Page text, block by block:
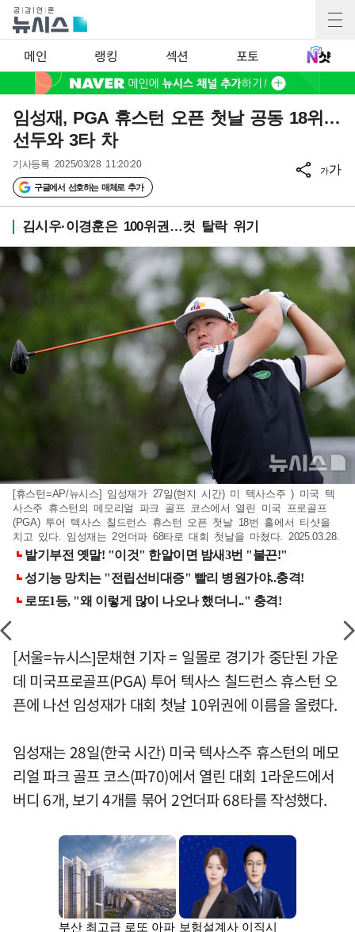
메인 랭킹 섹션 포토
임성재, PGA 휴스턴 오픈 첫날 공동 18위…
선두와 3타 차
기사등록 2025/03/28 11:20:20
구글에서 선호하는 매체로 추가
가가
김시우·이경훈은 100위권…컷 탈락 위기
[휴스턴=AP/뉴시스] 임성재가 27일(현지 시간) 미 텍사스주 ) 미국 텍
사스주 휴스턴의 메모리얼 파크 골프 코스에서 열린 미국 프로골프
(PGA) 투어 텍사스 칠드런스 휴스턴 오픈 첫날 18번 홀에서 티샷을
치고 있다. 임성재는 2언더파 68타로 대회 첫날을 마쳤다. 2025.03.28.
[서울=뉴시스]문채현 기자 = 일몰로 경기가 중단된 가운
데 미국프로골프(PGA) 투어 텍사스 칠드런스 휴스턴 오
픈에 나선 임성재가 대회 첫날 10위권에 이름을 올렸다.
임성재는 28일(한국 시간) 미국 텍사스주 휴스턴의 메모
리얼 파크 골프 코스(파70)에서 열린 대회 1라운드에서
버디 6개, 보기 4개를 묶어 2언더파 68타를 작성했다.